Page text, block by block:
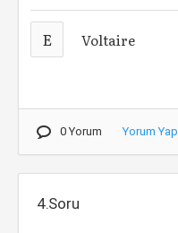
E Voltaire
0 Yorum Yorum Yap
4.Soru